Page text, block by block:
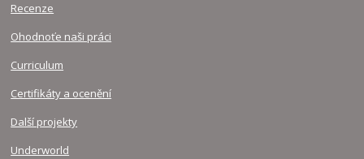
Recenze
Ohodnoťe naši práci
Curriculum
Certifikáty a ocenění
Další projekty
Underworld